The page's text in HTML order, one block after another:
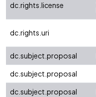
dc.rights.license
dc.rights.uri
dc.subject.proposal
dc.subject.proposal
dc.subject.proposal